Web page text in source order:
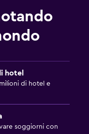
hotel
di hotel e
soggiorni con